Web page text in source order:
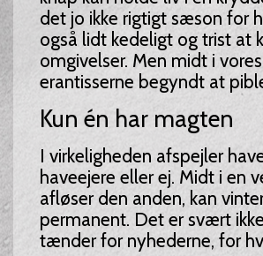
det jo ikke rigtigt sæson for
også lidt kedeligt og trist at
omgivelser. Men midt i
erantisserne begyndt at
Kun én har magten
I virkeligheden afspejler
haveejere eller ej. Midt i en
afløser den anden, kan
permanent. Det er svært
tænder for nyhederne, for